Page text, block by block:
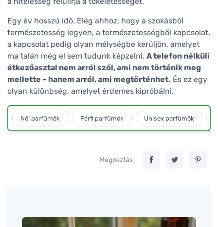
Egy év hosszú idő. Elég ahhoz, hogy a szokásból
természetesség legyen, a természetességből kapcsolat,
a kapcsolat pedig olyan mélységbe kerüljön, amelyet
ma talán még el sem tudunk képzelni. A telefon nélküli
étkezőasztal nem arról szól, ami nem történik meg
mellette – hanem arról, ami megtörténhet. És ez egy
olyan különbség, amelyet érdemes kipróbálni.
Női parfümök Férfi parfümök Unisex parfümök
Megosztás